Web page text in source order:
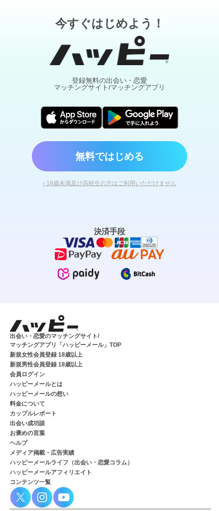
今すぐはじめよう！
登録無料の出会い・恋愛
マッチングサイト/マッチングアプリ
無料ではじめる
› 18歳未満及び高校生の方はご利用いただけません
決済手段
出会い・恋愛のマッチングサイト/
マッチングアプリ「ハッピーメール」TOP
新規女性会員登録 18歳以上
新規男性会員登録 18歳以上
会員ログイン
ハッピーメールとは
ハッピーメールの想い
料金について
カップルレポート
出会い成功談
お褒めの言葉
ヘルプ
メディア掲載・広告実績
ハッピーメールライフ（出会い・恋愛コラム）
ハッピーメールアフィリエイト
コンテンツ一覧